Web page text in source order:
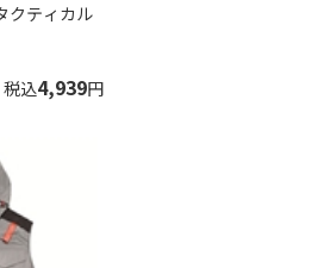
クティカル
税込4,939円